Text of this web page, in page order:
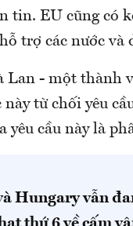
tin. EU cũng có
trợ các nước
- một thành
này từ chối yêu
yêu cầu này là
Hungary vẫn